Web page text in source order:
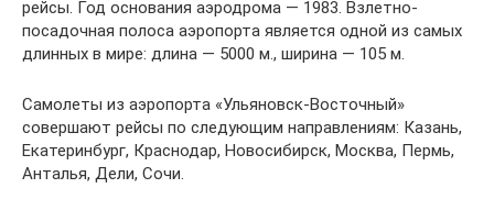
рейсы. Год основания аэродрома — 1983. Взлетно-
посадочная полоса аэропорта является одной из самых
длинных в мире: длина — 5000 м., ширина — 105 м.
Самолеты из аэропорта «Ульяновск-Восточный»
совершают рейсы по следующим направлениям: Казань,
Екатеринбург, Краснодар, Новосибирск, Москва, Пермь,
Анталья, Дели, Сочи.